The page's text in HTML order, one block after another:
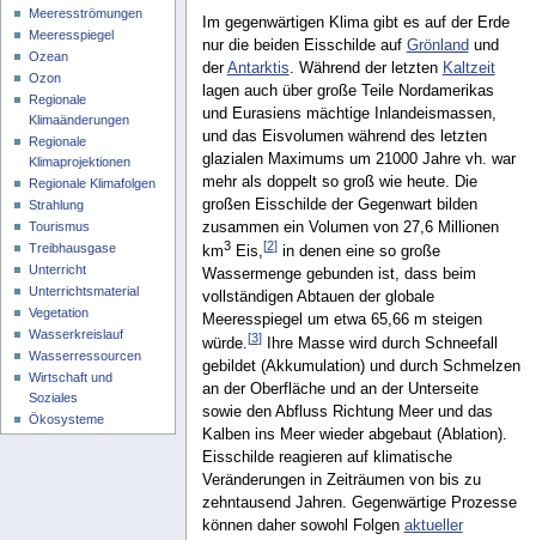
Im gegenwärtigen Klima gibt es auf der Erde
nur die beiden Eisschilde auf Grönland und
derAntarktis . Während der letzten Kaltzeit
lagen auch über große Teile Nordamerikas
und Eurasiens mächtige Inlandeismassen,
und das Eisvolumen während des letzten
glazialen Maximums um 21000 Jahre vh. war
mehr als doppelt so groß wie heute. Die
großen Eisschilde der Gegenwart bilden
zusammen ein Volumen von 27,6 Millionen
km3Eis, [2]in denen eine so große
Wassermenge gebunden ist, dass beim
vollständigen Abtauen der globale
Meeresspiegel um etwa 65,66 m steigen
würde.[3]Ihre Masse wird durch Schneefall
gebildet (Akkumulation) und durch Schmelzen
an der Oberfläche und an der Unterseite
sowie den Abfluss Richtung Meer und das
Kalben ins Meer wieder abgebaut (Ablation).
Eisschilde reagieren auf klimatische
Veränderungen in Zeiträumen von bis zu
zehntausend Jahren. Gegenwärtige Prozesse
können daher sowohl Folgen aktueller
Meeresströmungen
Meeresspiegel
Ozean
Ozon
Regionale
Klimaänderungen
Regionale
Klimaprojektionen
Regionale Klimafolgen
Strahlung
Tourismus
Treibhausgase
Unterricht
Unterrichtsmaterial
Vegetation
Wasserkreislauf
Wasserressourcen
Wirtschaft und
Soziales
Ökosysteme